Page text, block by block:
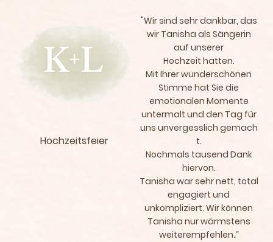
Hochzeitsfeier
"Wir sind sehr dankbar, das
wir Tanisha als Sängerin
auf unserer
Hochzeit hatten.
Mit Ihrer wunderschönen
Stimme hat Sie die
emotionalen Momente
untermalt und den Tag für
uns unvergesslich gemach
t.
Nochmals tausend Dank
hiervon.
Tanisha war sehr nett, total
engagiert und
unkompliziert. Wir können
Tanisha nur wärmstens
weiterempfehlen."